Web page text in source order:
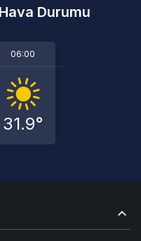
Durumu
06:00
31.9°